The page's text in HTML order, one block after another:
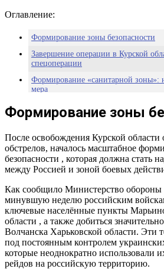
Оглавление:
Формирование зоны безопасности
Завершение операции в Курской
спецоперации
Формирование «санитарной зоны»:
мера
План Путина: защита,
Гражданская миссия: возвращение
Цель — не только защитить, но и
От границы — к глубине
Россия берёт курс на долгосрочное
Формирование зоны
После освобождения Курской области
обстрелов, началось масштабное
безопасности , которая должна стать
между Россией и зоной боевых
Как сообщило Министерство обороны
минувшую неделю российским
ключевые населённые пункты
области , а также добиться
Волчанска Харьковской области. Эти
под постоянным контролем
которые неоднократно использовали
рейдов на российскую территорию.